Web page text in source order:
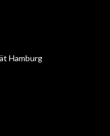
Hamburg